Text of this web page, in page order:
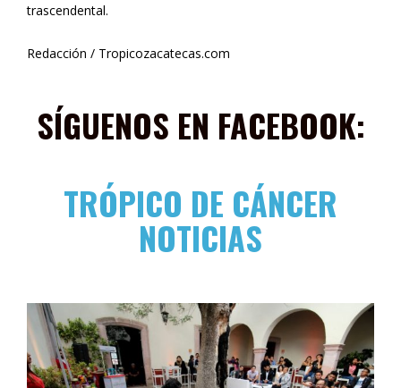
trascendental.
Redacción / Tropicozacatecas.com
SÍGUENOS EN FACEBOOK:
TRÓPICO DE CÁNCER
NOTICIAS